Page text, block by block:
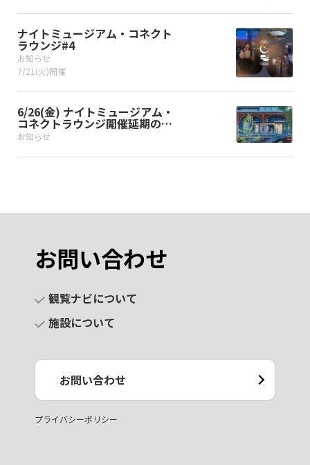
ナイトミュージアム・コネクト
ラウンジ#4
お知らせ
7/21(火)開催
6/26(金) ナイトミュージアム・
コネクトラウンジ開催延期のお
知らせ
お知らせ
お問い合わせ
観覧ナビについて
施設について
お問い合わせ
プライバシーポリシー